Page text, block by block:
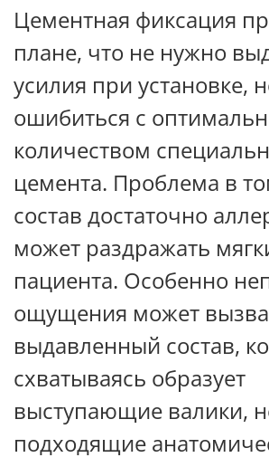
Цементная фиксация
плане, что не нужно
усилия при установке,
ошибиться с
количеством
цемента. Проблема в
состав достаточно
может раздражать
пациента. Особенно
ощущения может
выдавленный состав,
схватываясь образует
выступающие валики,
подходящие